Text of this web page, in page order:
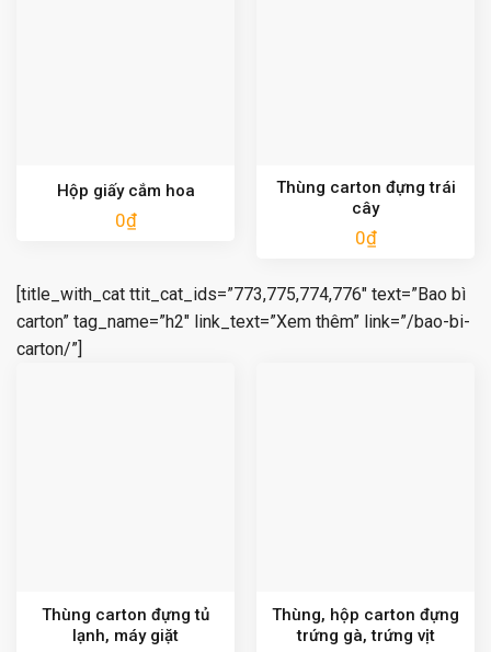
Hộp giấy cắm hoa
0₫
Thùng carton đựng trái
cây
0₫
[title_with_cat ttit_cat_ids=”773,775,774,776″ text=”Bao bì
carton” tag_name=”h2″ link_text=”Xem thêm” link=”/bao-bi-
carton/”]
Thùng carton đựng tủ
lạnh, máy giặt
Thùng, hộp carton đựng
trứng gà, trứng vịt